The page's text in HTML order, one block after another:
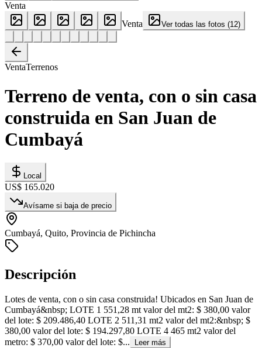
Venta
Venta
Ver todas las fotos (12)
VentaTerrenos
Terreno de venta, con o sin casa
construida en San Juan de
Cumbayá
Local
US$ 165.020
Avísame si baja de precio
Cumbayá, Quito, Provincia de Pichincha
Descripción
Lotes de venta, con o sin casa construida! Ubicados en San Juan de
Cumbayá&nbsp; LOTE 1 551,28 mt valor del mt2: $ 380,00 valor
del lote: $ 209.486,40 LOTE 2 511,31 mt2 valor del mt2:&nbsp; $
380,00 valor del lote: $ 194.297,80 LOTE 4 465 mt2 valor del
metro: $ 370,00 valor del lote: $...
Leer más